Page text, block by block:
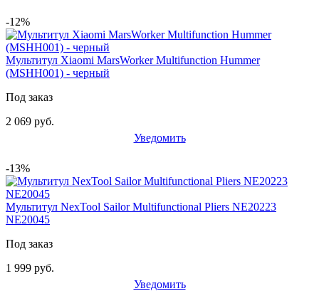
-12%
Мультитул Xiaomi MarsWorker Multifunction Hummer
(MSHH001) - черный
Под заказ
2 069 руб.
Уведомить
-13%
Мультитул NexTool Sailor Multifunctional Pliers NE20223
NE20045
Под заказ
1 999 руб.
Уведомить